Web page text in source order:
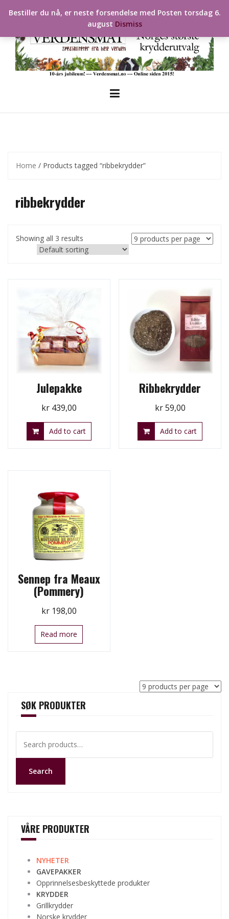
Home / Products tagged “ribbekrydder”
ribbekrydder
Showing all 3 results
Julepakke
kr439,00
Add to cart
Ribbekrydder
kr59,00
Add to cart
Sennep fra Meaux
(Pommery)
kr198,00
Read more
SØK PRODUKTER
for:
Search
VÅRE PRODUKTER
NYHETER
GAVEPAKKER
Opprinnelsesbeskyttede produkter
KRYDDER
Grillkrydder
Norske krydder
Bestiller du nå, er neste forsendelse med Posten torsdag 6.
august Dismiss